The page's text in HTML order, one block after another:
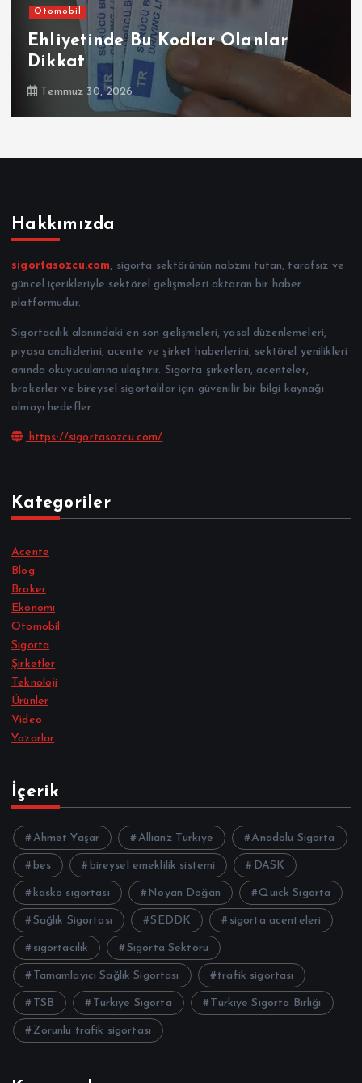
Otomobil
Ehliyetinde Bu Kodlar Olanlar
Dikkat
Temmuz 30, 2026
Hakkımızda
sigortasozcu.com, sigorta sektörünün nabzını tutan, tarafsız ve
güncel içerikleriyle sektörel gelişmeleri aktaran bir haber
platformudur.
Sigortacılık alanındaki en son gelişmeleri, yasal düzenlemeleri,
piyasa analizlerini, acente ve şirket haberlerini, sektörel yenilikleri
anında okuyucularına ulaştırır. Sigorta şirketleri, acenteler,
brokerler ve bireysel sigortalılar için güvenilir bir bilgi kaynağı
olmayı hedefler.
https://sigortasozcu.com/
Kategoriler
Acente
Blog
Broker
Ekonomi
Otomobil
Sigorta
Şirketler
Teknoloji
Ürünler
Video
Yazarlar
İçerik
Ahmet Yaşar Allianz Türkiye Anadolu Sigorta
bes bireysel emeklilik sistemi DASK
kasko sigortası Noyan Doğan Quick Sigorta
Sağlık Sigortası SEDDK sigorta acenteleri
sigortacılık Sigorta Sektörü
Tamamlayıcı Sağlık Sigortası trafik sigortası
TSB Türkiye Sigorta Türkiye Sigorta Birliği
Zorunlu trafik sigortası